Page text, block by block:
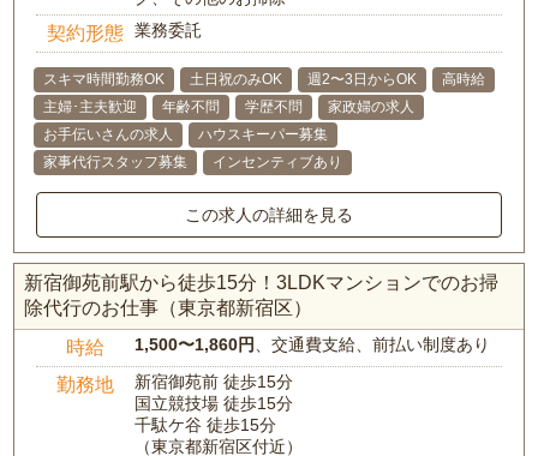
契約形態 業務委託
スキマ時間勤務OK 土日祝のみOK 週2〜3日からOK
高時給
主婦･主夫歓迎
年齢不問 学歴不問
家政婦の求人
お手伝いさんの求人
ハウスキーパー募集
家事代行スタッフ募集
インセンティブあり
この求人の詳細を見る
新宿御苑前駅から徒歩15分！3LDKマンションでのお掃
除代行のお仕事（東京都新宿区）
時給 1,500〜1,860円 、交通費支給、前払い制度あり
勤務地
新宿御苑前 徒歩15分
国立競技場 徒歩15分
千駄ケ谷 徒歩15分
（東京都新宿区付近）